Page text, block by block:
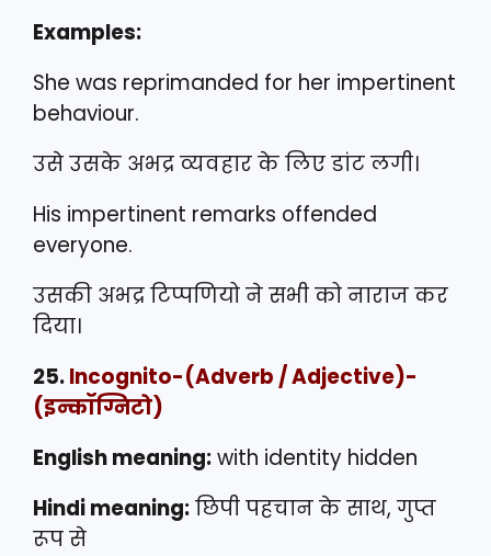
Examples:
She was reprimanded for her impertinent
behaviour.
उसे उसके अभद्र व्यवहार के लिए डांट लगी।
His impertinent remarks offended
everyone.
उसकी अभद्र टिप्पणियो ने सभी को नाराज कर
दिया।
25.Incognito-(Adverb / Adjective)-
(इन्कॉग्निटो)
English meaning:with identity hidden
Hindi meaning:छिपी पहचान के साथ, गुप्त
रूप से